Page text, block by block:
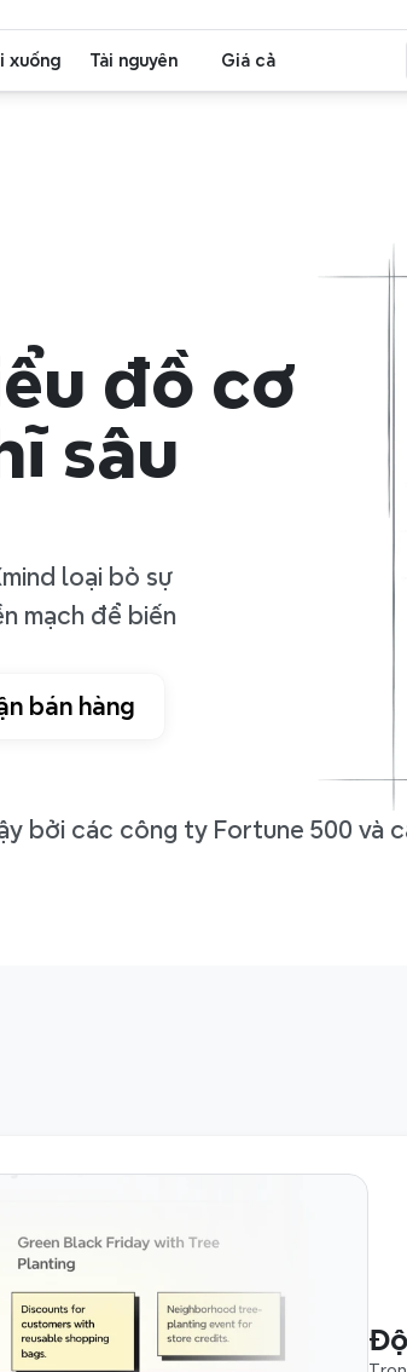
đồ cơ
sâu
loại bỏ sự
mạch để biến
bán hàng
bởi các công ty Fortune 500 và
xuống Tài nguyên Giá cả